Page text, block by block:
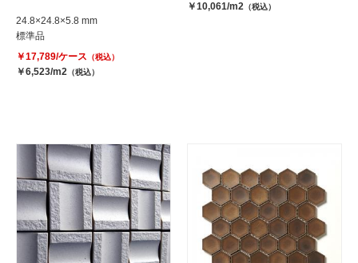
24.8×24.8×5.8 mm
標準品
￥17,789/ケース （税込）
￥6,523/m2 （税込）
￥10,061/m2 （税込）